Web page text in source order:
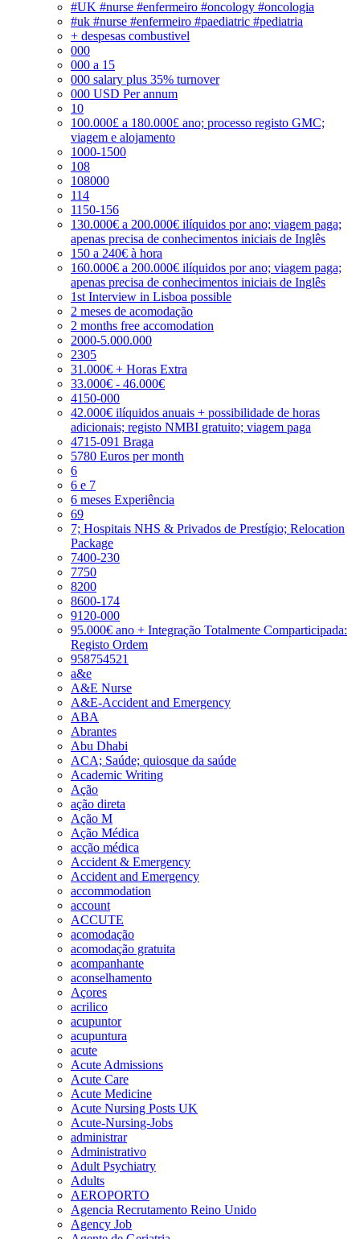
#UK #nurse #enfermeiro #oncology #oncologia
#uk #nurse #enfermeiro #paediatric #pediatria
+ despesas combustivel
000
000 a 15
000 salary plus 35% turnover
000 USD Per annum
10
100.000£ a 180.000£ ano; processo registo GMC;
viagem e alojamento
1000-1500
108
108000
114
1150-156
130.000€ a 200.000€ ilíquidos por ano; viagem paga;
apenas precisa de conhecimentos iniciais de Inglês
150 a 240€ à hora
160.000€ a 200.000€ ilíquidos por ano; viagem paga;
apenas precisa de conhecimentos iniciais de Inglês
1st Interview in Lisboa possible
2 meses de acomodação
2 months free accomodation
2000-5.000.000
2305
31.000€ + Horas Extra
33.000€ - 46.000€
4150-000
42.000€ ilíquidos anuais + possibilidade de horas
adicionais; registo NMBI gratuito; viagem paga
4715-091 Braga
5780 Euros per month
6
6 e 7
6 meses Experiência
69
7; Hospitais NHS & Privados de Prestígio; Relocation
Package
7400-230
7750
8200
8600-174
9120-000
95.000€ ano + Integração Totalmente Comparticipada:
Registo Ordem
958754521
a&e
A&E Nurse
A&E-Accident and Emergency
ABA
Abrantes
Abu Dhabi
ACA; Saúde; quiosque da saúde
Academic Writing
Ação
ação direta
Ação M
Ação Médica
acção médica
Accident & Emergency
Accident and Emergency
accommodation
account
ACCUTE
acomodação
acomodação gratuita
acompanhante
aconselhamento
Açores
acrilico
acupuntor
acupuntura
acute
Acute Admissions
Acute Care
Acute Medicine
Acute Nursing Posts UK
Acute-Nursing-Jobs
administrar
Administrativo
Adult Psychiatry
Adults
AEROPORTO
Agencia Recrutamento Reino Unido
Agency Job